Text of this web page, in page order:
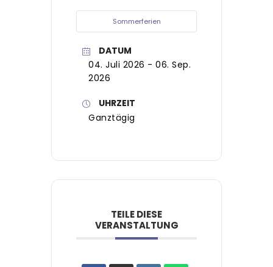
Sommerferien
DATUM
04. Juli 2026 - 06. Sep.
2026
UHRZEIT
Ganztägig
TEILE DIESE
VERANSTALTUNG